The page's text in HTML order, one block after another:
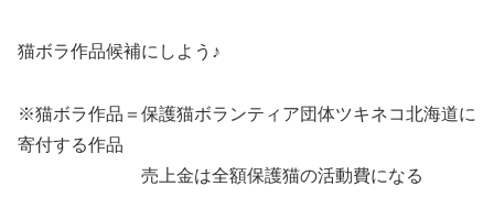
猫ボラ作品候補にしよう♪
※猫ボラ作品＝保護猫ボランティア団体ツキネコ北海道に
寄付する作品
売上金は全額保護猫の活動費になる